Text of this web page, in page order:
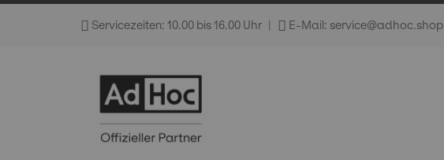
Direkt
Inhalt
Servicezeiten: 10.00 bis 16.00 Uhr E-Mail: service@adhoc.shop